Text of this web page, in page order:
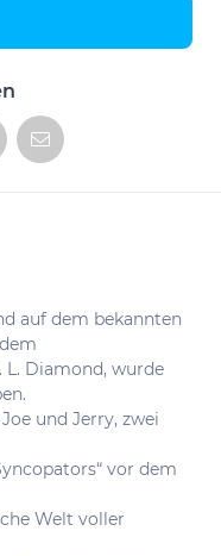
auf dem bekannten
L. Diamond, wurde
und Jerry, zwei
vor dem
Welt voller